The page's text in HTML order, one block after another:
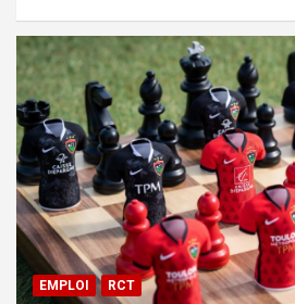
EMPLOI RCT